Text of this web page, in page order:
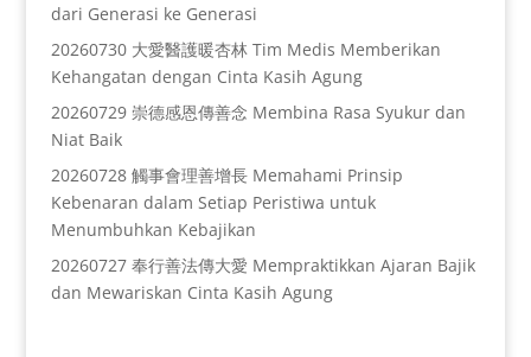
dari Generasi ke Generasi
20260730 大愛醫護暖杏林 Tim Medis Memberikan
Kehangatan dengan Cinta Kasih Agung
20260729 崇德感恩傳善念 Membina Rasa Syukur dan
Niat Baik
20260728 觸事會理善增長 Memahami Prinsip
Kebenaran dalam Setiap Peristiwa untuk
Menumbuhkan Kebajikan
20260727 奉行善法傳大愛 Mempraktikkan Ajaran Bajik
dan Mewariskan Cinta Kasih Agung